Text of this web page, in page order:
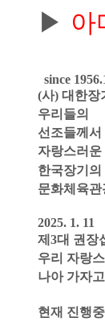
▶ 아
since
(사) 대한장
우리들의
선조들께
자랑스러운
한국장기
문화체육
2025. 1. 11
제3대 권장
우리 자랑
나아 가자
현재 진행